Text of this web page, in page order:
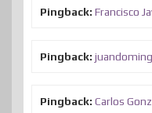
Pingback: Francisco
Pingback: juandoming
Pingback: Carlos